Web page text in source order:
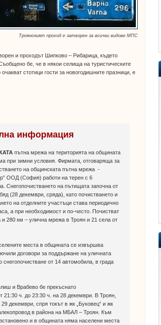
Троянският проход е затворен за всички видове МПС
и проходът Шипково – Рибарица, където
бе, че в някои селища на туристическите
стотици гости за новогодишните празници, е
информация
пътна мрежа на територията на общината
при зимни условия. Фирмата, отговаряща за
на общинската пътна мрежа -
ООД (София) работи на терен с 6
Снегопочистването на пътищата започна от
(28 декември, сряда), като почистването и
на отделните участъци става периодично
а при необходимост и по-често. Почистват
280 км – улична мрежа в Троян и 21 села от
места в общината се извършва
договори за поддържане на уличната
от 14 автомобила, в града
и Врабево бе прекъснато
21:30 ч. до 23:30 ч. на 28 декември. В Троян,
декември, спря токът в жк „Буковец“ и жк
в района на МБАЛ – Троян. Към
и в общината няма населени места